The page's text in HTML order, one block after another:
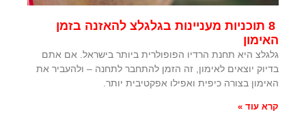
8 תוכניות מעניינות בגלגלצ להאזנה בזמן
האימון
גלגלצ היא תחנת הרדיו הפופולרית ביותר בישראל. אם אתם
בדיוק יוצאים לאימון, זה הזמן להתחבר לתחנה – ולהעביר את
האימון בצורה כיפית ואפילו אפקטיבית יותר.
קרא עוד »